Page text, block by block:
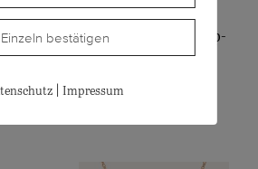
Stars
POMELLATO
Fancy Rotgold Pyrop-
CHF
Einzeln bestätigen
| Impressum